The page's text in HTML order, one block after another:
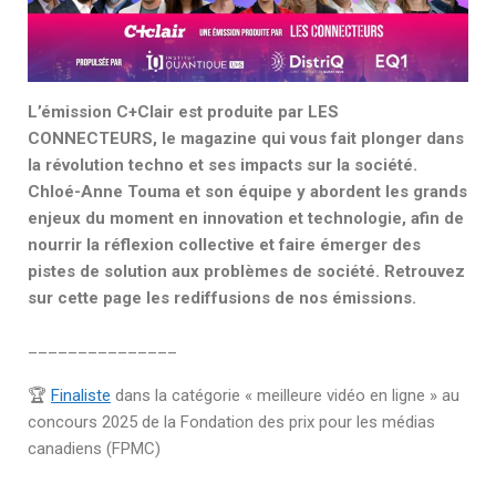
L’émission C+Clair est produite par LES
CONNECTEURS, le magazine qui vous fait plonger dans
la révolution techno et ses impacts sur la société.
Chloé-Anne Touma et son équipe y abordent les grands
enjeux du moment en innovation et technologie, afin de
nourrir la réflexion collective et faire émerger des
pistes de solution aux problèmes de société. Retrouvez
sur cette page les rediffusions de nos émissions.
🏆 Finaliste dans la catégorie « meilleure vidéo en ligne » au
concours 2025 de la Fondation des prix pour les médias
canadiens (FPMC)